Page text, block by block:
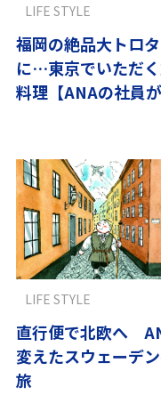
福岡の絶品大トロ
に…東京でいただ
料理【ANAの社員
LIFE STYLE
直行便で北欧へ
変えたスウェーデ
旅
LIFE STYLE